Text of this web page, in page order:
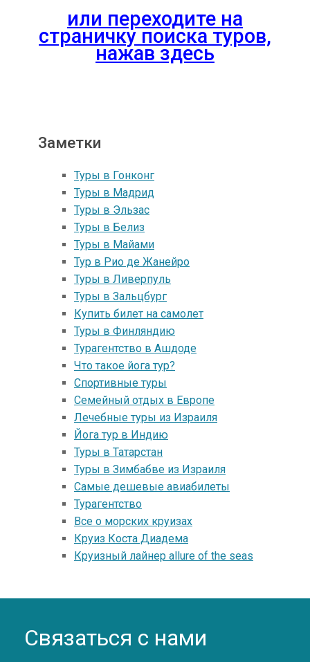
или переходите на
страничку поиска туров,
нажав здесь
Заметки
Туры в Гонконг
Туры в Mадрид
Туры в Эльзас
Туры в Белиз
Туры в Майами
Тур в Рио де Жанейро
Туры в Ливерпуль
Туры в Зальцбург
Купить билет на самолет
Туры в Финляндию
Турагентство в Ашдоде
Что такое йога тур?
Спортивные туры
Семейный отдых в Европе
Лечебные туры из Израиля
Йога тур в Индию
Туры в Татарстан
Туры в Зимбабве из Израиля
Самые дешевые авиабилеты
Турагентство
Все о морских круизах
Круиз Коста Диадема
Круизный лайнер allure of the seas
Связаться с нами